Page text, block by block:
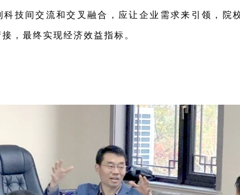
技间交流和交叉融合，应让企业需求来引领，院
，最终实现经济效益指标。